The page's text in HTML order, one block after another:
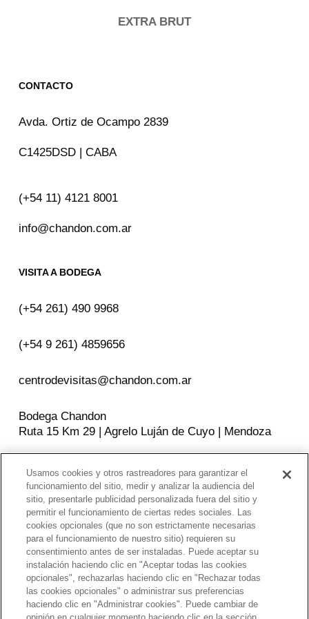
EXTRA BRUT
CONTACTO
Avda. Ortiz de Ocampo 2839
C1425DSD | CABA
(+54 11) 4121 8001
info@chandon.com.ar
VISITA A BODEGA
(+54 261) 490 9968
(+54 9 261) 4859656
centrodevisitas@chandon.com.ar
Bodega Chandon
Ruta 15 Km 29 | Agrelo Luján de Cuyo | Mendoza
SEGUINOS EN
Facebook
Instagram
YouTube
POLITICAS DE PRIVACIDAD
Beber con moderación. Prohibida su venta a
menores de 18 años. El abuso de alcohol es
Usamos cookies y otros rastreadores para garantizar el
funcionamiento del sitio, medir y analizar la audiencia del
sitio, presentarle publicidad personalizada fuera del sitio y
permitir el funcionamiento de ciertas redes sociales. Las
cookies opcionales (que no son estrictamente necesarias
para el funcionamiento de nuestro sitio) requieren su
consentimiento antes de ser instaladas. Puede aceptar su
instalación haciendo clic en "Aceptar todas las cookies
opcionales", rechazarlas haciendo clic en "Rechazar todas
las cookies opcionales" o administrar sus preferencias
haciendo clic en "Administrar cookies". Puede cambiar de